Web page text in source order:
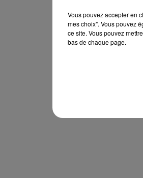
Vous pouvez accepter en
mes choix". Vous pouvez
ce site. Vous pouvez
bas de chaque page.